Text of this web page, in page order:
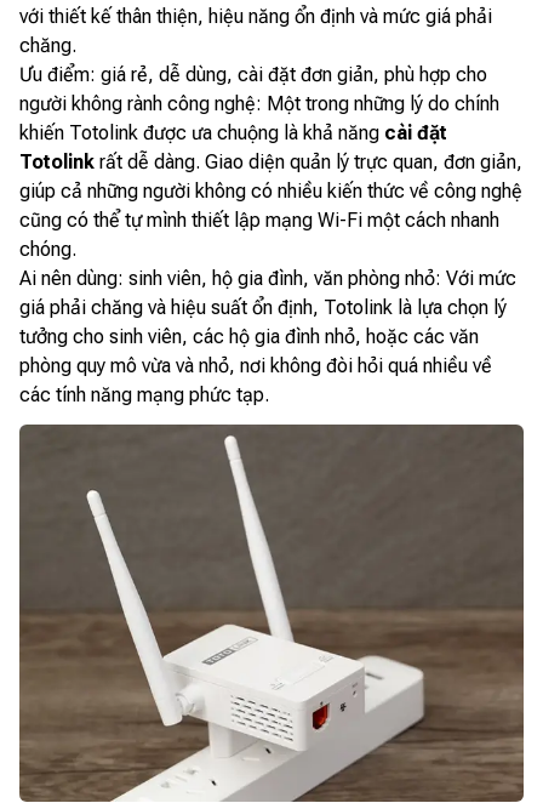
với thiết kế thân thiện, hiệu năng ổn định và mức giá phải
chăng.
Ưu điểm: giá rẻ, dễ dùng, cài đặt đơn giản, phù hợp cho
người không rành công nghệ: Một trong những lý do chính
khiến Totolink được ưa chuộng là khả năng cài đặt
Totolink rất dễ dàng. Giao diện quản lý trực quan, đơn giản,
giúp cả những người không có nhiều kiến thức về công nghệ
cũng có thể tự mình thiết lập mạng Wi-Fi một cách nhanh
chóng.
Ai nên dùng: sinh viên, hộ gia đình, văn phòng nhỏ: Với mức
giá phải chăng và hiệu suất ổn định, Totolink là lựa chọn lý
tưởng cho sinh viên, các hộ gia đình nhỏ, hoặc các văn
phòng quy mô vừa và nhỏ, nơi không đòi hỏi quá nhiều về
các tính năng mạng phức tạp.